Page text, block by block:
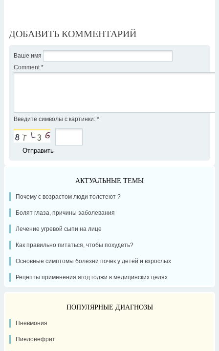
ДОБАВИТЬ КОММЕНТАРИЙ
Ваше имя
Comment *
Введите символы с картинки: *
АКТУАЛЬНЫЕ ТЕМЫ
Почему с возрастом люди толстеют ?
Болят глаза, причины заболевания
Лечение угревой сыпи на лице
Как правильно питаться, чтобы похудеть?
Основные симптомы болезни почек у детей и взрослых
Рецепты применения ягод годжи в медицинских целях
ПОПУЛЯРНЫЕ ДИАГНОЗЫ
Пневмония
Пиелонефрит